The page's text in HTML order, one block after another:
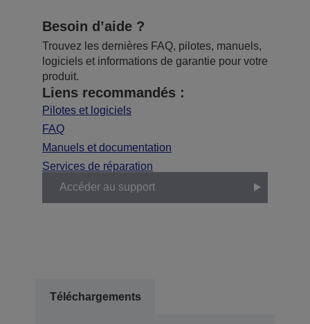
Besoin d’aide ?
Trouvez les dernières FAQ, pilotes, manuels,
logiciels et informations de garantie pour votre
produit.
Liens recommandés :
Pilotes et logiciels
FAQ
Manuels et documentation
Services de réparation
Accéder au support
Téléchargements